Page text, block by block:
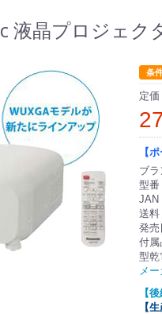
晶プロジェク
条
定
【
ブ
型番
JAN
送料
発売
付属
型乾
メ
【
【